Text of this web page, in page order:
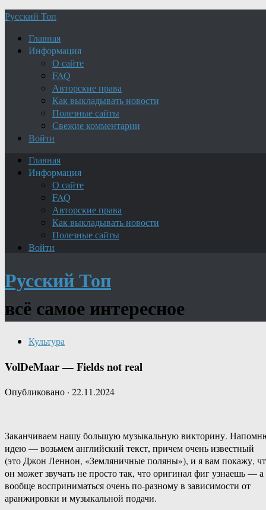
Русский Топ
Главная
Информация
О сайте
FAQ
Авторские права
Как выкладывать новости
Полезные сайты
Свежие комментарии
Войти
Главная
Информация
О сайте
FAQ
Авторские права
Как выкладывать новости
Полезные сайты
Войти
Русский Топ
всё самое интересное
Культура
VolDeMaar — Fields not real
Опубликовано · 22.11.2024
Заканчиваем нашу большую музыкальную викторину.
идею — возьмем английский текст, причем очень известный
(это Джон Леннон, «Земляничные поляны»), и я вам покажу,
он может звучать не просто так, что оригинал фиг узнаешь — а
вообще восприниматься очень по-разному в зависимости от
аранжировки и музыкальной подачи.